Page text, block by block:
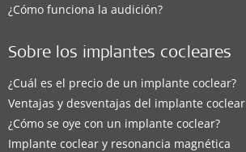
¿Cómo funciona la audición?
Sobre los implantes cocleares
¿Cuál es el precio de un implante coclear?
Ventajas y desventajas del implante coclear
¿Cómo se oye con un implante coclear?
Implante coclear y resonancia magnética